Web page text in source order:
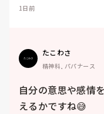
1日前
たこわさ
精神科, パパナース
自分の意思や感情
えるかですね😅